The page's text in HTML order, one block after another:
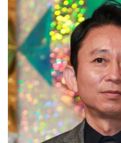
「救える命だった」ウィシ
訴訟が結審、遺族側は「入
(ヽ´ん`) 嫌儲民「ケンモメ
る？
【悲報】佐藤二朗さん主
品、結局撮影中止が決定
「14歳の少年に挿入を…」
女達はモップで…657人が
侵害”のおぞましすぎる実態
【悲報】全盛期のエマ・ワ